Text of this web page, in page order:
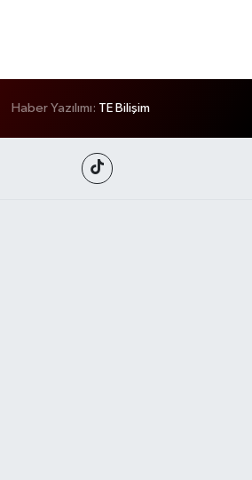
Haber Yazılımı: TE Bilişim